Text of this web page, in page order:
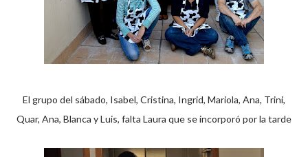
El grupo del sábado, Isabel, Cristina, Ingrid, Mariola, Ana, Trini,
Quar, Ana, Blanca y Luis, falta Laura que se incorporó por la tarde